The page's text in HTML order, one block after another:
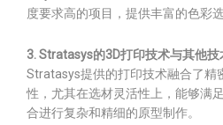
度要求高的项目，提供丰富的色彩选
3. Stratasys的3D打印技术与其他技
Stratasys提供的打印技术融合了精
性，尤其在选材灵活性上，能够满
合进行复杂和精细的原型制作。